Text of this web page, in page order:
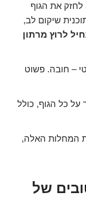
לחזק את הגוף
שיקום לב,
לרוץ מרתון
– חובה. פשוט
כל הגוף, כולל
המחלות האלה,
של